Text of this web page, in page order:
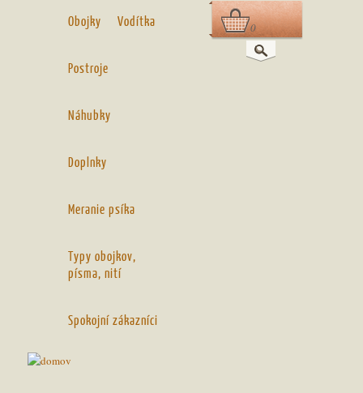
Obojky Vodítka
Postroje
Náhubky
Doplnky
Meranie psíka
Typy obojkov,
písma, nití
Spokojní zákazníci
0